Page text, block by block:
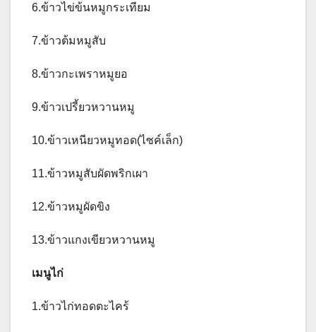
6.ข้าวไข่ข้นหมูกระเทียม
7.ข้าวต้มหมูสับ
8.ข้าวกะเพราหมูยอ
9.ข้าวเปรี้ยวหวานหมู
10.ข้าวเหนียวหมูทอด(ไซค์เล็ก)
11.ข้าวหมูสับผัดพริกเผา
12.ข้าวหมูผัดขิง
13.ข้าวแกงเขียวหวานหมู
เมนูไก่
1.ข้าวไก่ทอดตะไคร้